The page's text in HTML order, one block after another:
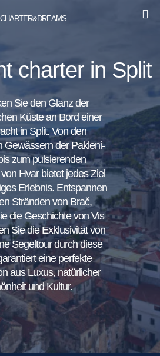
charter in Split
Sie den Glanz der
Küste an Bord einer
in Split. Von den
Gewässern der Pakleni-
zum pulsierenden
Hvar bietet jedes Ziel
Erlebnis. Entspannen
Stränden von Brač,
die Geschichte von Vis
Sie die Exklusivität von
Segeltour durch diese
eine perfekte
aus Luxus, natürlicher
und Kultur.